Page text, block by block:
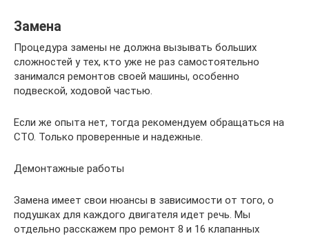
Замена
Процедура замены не должна вызывать больших
сложностей у тех, кто уже не раз самостоятельно
занимался ремонтов своей машины, особенно
подвеской, ходовой частью.
Если же опыта нет, тогда рекомендуем обращаться на
СТО. Только проверенные и надежные.
Демонтажные работы
Замена имеет свои нюансы в зависимости от того, о
подушках для каждого двигателя идет речь. Мы
отдельно расскажем про ремонт 8 и 16 клапанных